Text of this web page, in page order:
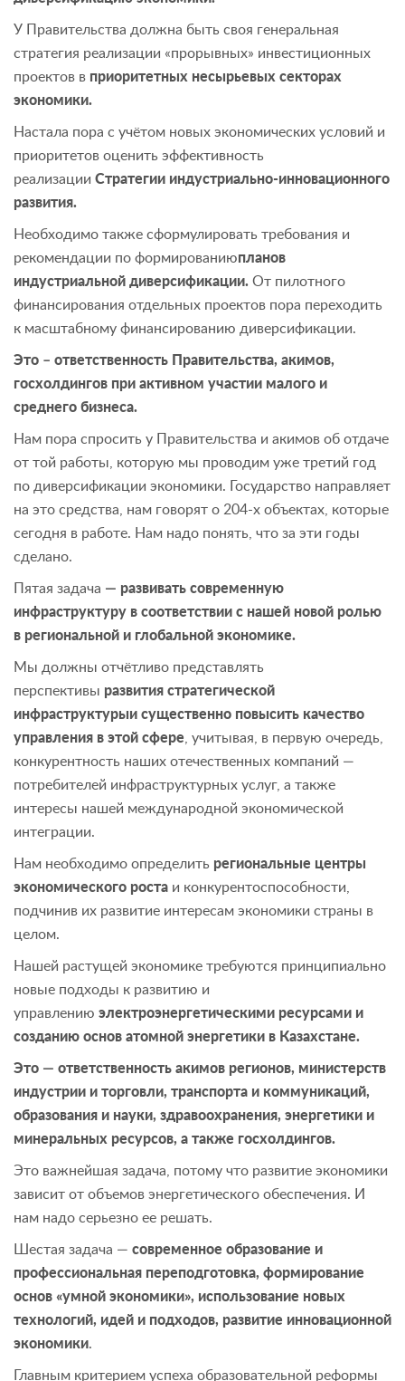
У Правительства должна быть своя генеральная
стратегия реализации «прорывных» инвестиционных
проектов в приоритетных несырьевых секторах
экономики.
Настала пора с учётом новых экономических условий и
приоритетов оценить эффективность
реализации Стратегии индустриально-инновационного
развития.
Необходимо также сформулировать требования и
рекомендации по формированиюпланов
индустриальной диверсификации. От пилотного
финансирования отдельных проектов пора переходить
к масштабному финансированию диверсификации.
Это – ответственность Правительства, акимов,
госхолдингов при активном участии малого и
среднего бизнеса.
Нам пора спросить у Правительства и акимов об отдаче
от той работы, которую мы проводим уже третий год
по диверсификации экономики. Государство направляет
на это средства, нам говорят о 204-х объектах, которые
сегодня в работе. Нам надо понять, что за эти годы
сделано.
Пятая задача — развивать современную
инфраструктуру в соответствии с нашей новой ролью
в региональной и глобальной экономике.
Мы должны отчётливо представлять
перспективы развития стратегической
инфраструктурыи существенно повысить качество
управления в этой сфере , учитывая, в первую очередь,
конкурентность наших отечественных компаний —
потребителей инфраструктурных услуг, а также
интересы нашей международной экономической
интеграции.
Нам необходимо определить региональные центры
экономического роста и конкурентоспособности,
подчинив их развитие интересам экономики страны в
целом.
Нашей растущей экономике требуются принципиально
новые подходы к развитию и
управлению электроэнергетическими ресурсами и
созданию основ атомной энергетики в Казахстане.
Это — ответственность акимов регионов, министерств
индустрии и торговли, транспорта и коммуникаций,
образования и науки, здравоохранения, энергетики и
минеральных ресурсов, а также госхолдингов.
Это важнейшая задача, потому что развитие экономики
зависит от объемов энергетического обеспечения. И
нам надо серьезно ее решать.
Шестая задача — современное образование и
профессиональная переподготовка, формирование
основ «умной экономики», использование новых
технологий, идей и подходов, развитие инновационной
экономики.
Главным критерием успеха образовательной реформы